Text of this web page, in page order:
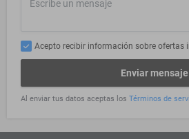
Acepto recibir información sobre ofertas
Enviar mensaje
Al enviar tus datos aceptas los Términos de